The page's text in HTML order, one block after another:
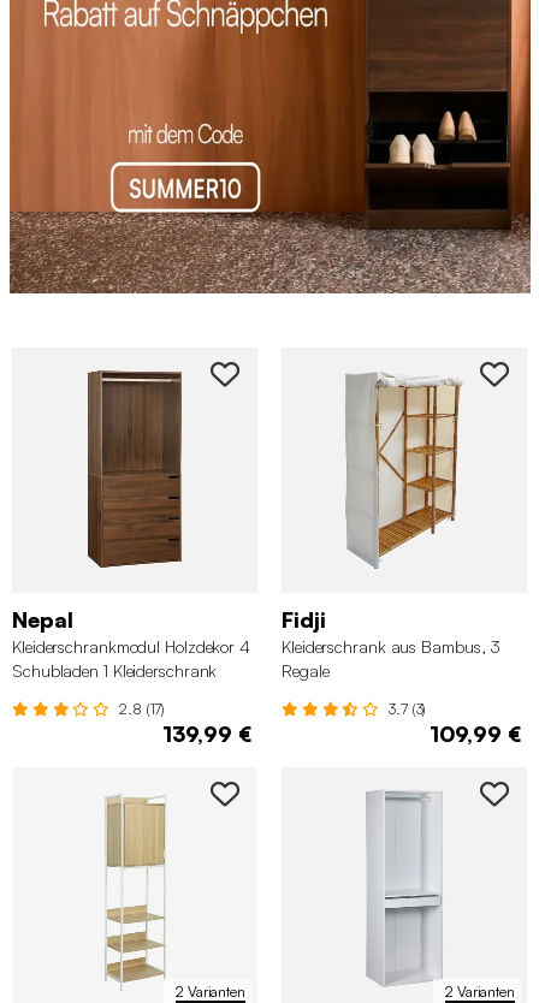
Nepal
Kleiderschrankmodul Holzdekor 4
Schubladen 1 Kleiderschrank
2.8 (17)
139,99 €
Fidji
Kleiderschrank aus Bambus, 3
Regale
3.7 (3)
109,99 €
2 Varianten 2 Varianten